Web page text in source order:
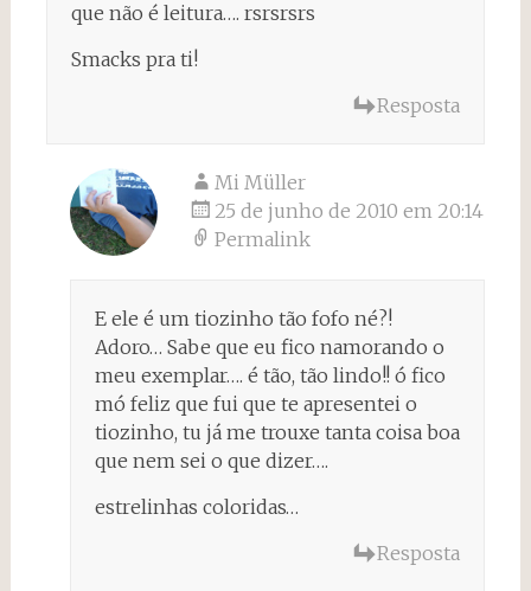
que não é leitura…. rsrsrsrs
Smacks pra ti!
Resposta
Mi Müller
25 de junho de 2010 em 20:14
Permalink
E ele é um tiozinho tão fofo né?!
Adoro… Sabe que eu fico namorando o
meu exemplar…. é tão, tão lindo!! ó fico
mó feliz que fui que te apresentei o
tiozinho, tu já me trouxe tanta coisa boa
que nem sei o que dizer….
estrelinhas coloridas…
Resposta